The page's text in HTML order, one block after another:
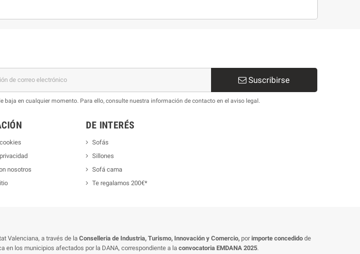
Suscribirse
baja en cualquier momento. Para ello, consulte nuestra información de contacto en el aviso legal.
nosotros
DE INTERÉS
Sofás
Sillones
Sofá cama
Te regalamos 200€*
Valenciana, a través de la Conselleria de Industria, Turismo, Innovación y Comercio, porimporte concedido de
en los municipios afectados por la DANA, correspondiente a la convocatoria EMDANA 2025.